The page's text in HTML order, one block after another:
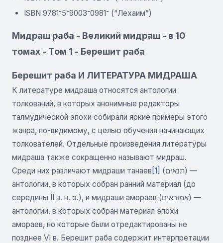
ISBN 9781־0981־9003־5־ (“Лехаим”)
Мидраш раба - Великий мидраш - в 10
томах - Том 1 - Берешит раба
Берешит раба И ЛИТЕРАТУРА МИДРАША
К литературе мидраша относятся антологии
толкований, в которых анонимные редакторы
талмудической эпохи собирали яркие примеры этого
жанра, по-видимому, с целью обучения начинающих
толкователей. Отдельные произведения литературы
мидраша также сокращенно называют мидраш.
Среди них различают мидраши танаев [1] (תנאים) —
антологии, в которых собран ранний материал (до
середины II в. н. э.), и мидраши амораев (אמוראים) —
антологии, в которых собран материал эпохи
амораев, но которые были отредактированы не
позднее VI в. Берешит раба содержит интерпретации